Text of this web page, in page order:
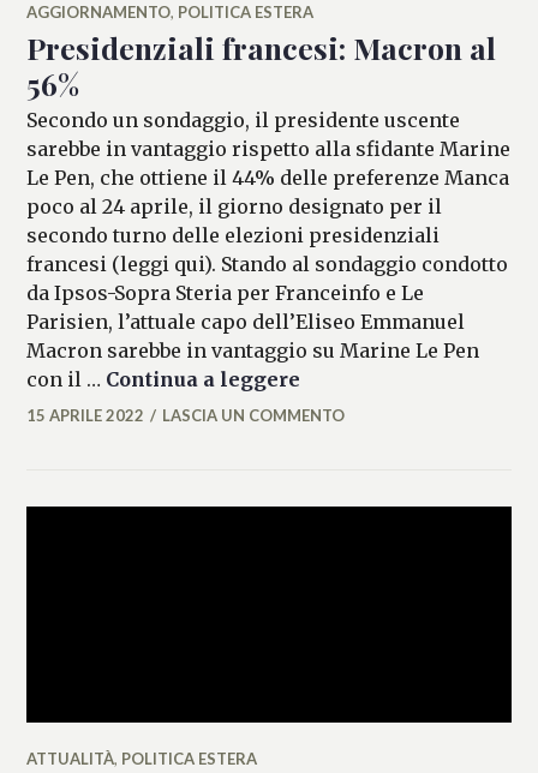
AGGIORNAMENTO, POLITICA ESTERA
Presidenziali francesi: Macron al
56%
Secondo un sondaggio, il presidente uscente
sarebbe in vantaggio rispetto alla sfidante Marine
Le Pen, che ottiene il 44% delle preferenze Manca
poco al 24 aprile, il giorno designato per il
secondo turno delle elezioni presidenziali
francesi (leggi qui). Stando al sondaggio condotto
da Ipsos-Sopra Steria per Franceinfo e Le
Parisien, l’attuale capo dell’Eliseo Emmanuel
Macron sarebbe in vantaggio su Marine Le Pen
con il … Continua a leggere
FRANCESCA
15 APRILE 2022 LASCIA UN COMMENTO
ATTUALITÀ, POLITICA ESTERA